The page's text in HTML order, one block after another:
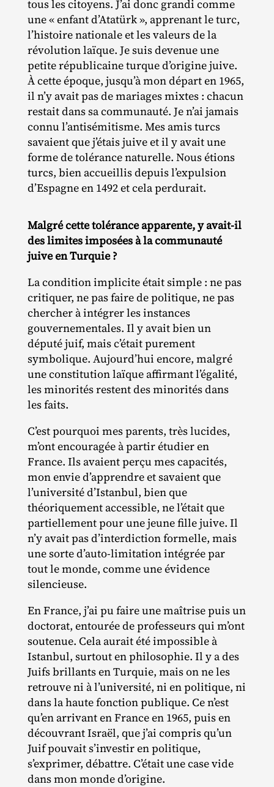
tous les citoyens. J’ai donc grandi comme
une « enfant d’Atatürk », apprenant le turc,
l’histoire nationale et les valeurs de la
révolution laïque. Je suis devenue une
petite républicaine turque d’origine juive.
À cette époque, jusqu’à mon départ en 1965,
il n’y avait pas de mariages mixtes : chacun
restait dans sa communauté. Je n’ai jamais
connu l’antisémitisme. Mes amis turcs
savaient que j’étais juive et il y avait une
forme de tolérance naturelle. Nous étions
turcs, bien accueillis depuis l’expulsion
d’Espagne en 1492 et cela perdurait.
Malgré cette tolérance apparente, y avait-il
des limites imposées à la communauté
juive en Turquie ?
La condition implicite était simple : ne pas
critiquer, ne pas faire de politique, ne pas
chercher à intégrer les instances
gouvernementales. Il y avait bien un
député juif, mais c’était purement
symbolique. Aujourd’hui encore, malgré
une constitution laïque affirmant l’égalité,
les minorités restent des minorités dans
les faits.
C’est pourquoi mes parents, très lucides,
m’ont encouragée à partir étudier en
France. Ils avaient perçu mes capacités,
mon envie d’apprendre et savaient que
l’université d’Istanbul, bien que
théoriquement accessible, ne l’était que
partiellement pour une jeune fille juive. Il
n’y avait pas d’interdiction formelle, mais
une sorte d’auto-limitation intégrée par
tout le monde, comme une évidence
silencieuse.
En France, j’ai pu faire une maîtrise puis un
doctorat, entourée de professeurs qui m’ont
soutenue. Cela aurait été impossible à
Istanbul, surtout en philosophie. Il y a des
Juifs brillants en Turquie, mais on ne les
retrouve ni à l’université, ni en politique, ni
dans la haute fonction publique. Ce n’est
qu’en arrivant en France en 1965, puis en
découvrant Israël, que j’ai compris qu’un
Juif pouvait s’investir en politique,
s’exprimer, débattre. C’était une case vide
dans mon monde d’origine.